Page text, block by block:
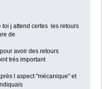
toi j attend certes les retours
de
avoir des retours
trés important
l aspect "mécanique" et